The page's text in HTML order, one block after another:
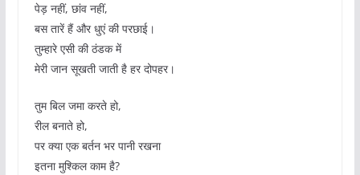
पेड़ नहीं, छांव नहीं,
बस तारें हैं और धुएं की परछाई।
तुम्हारे एसी की ठंडक में
मेरी जान सूखती जाती है हर दोपहर।
तुम बिल जमा करते हो,
रील बनाते हो,
पर क्या एक बर्तन भर पानी रखना
इतना मुश्किल काम है?